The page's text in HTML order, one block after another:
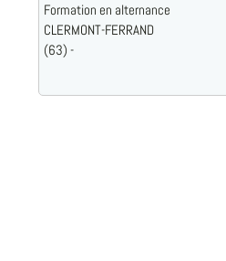
Formation en alternance
CLERMONT-FERRAND
(63) -